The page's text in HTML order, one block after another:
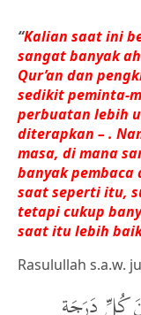
“Kalian saat ini
sangat banyak
Qur’an dan
sedikit peminta-
perbuatan lebih
diterapkan – .
masa, di mana
banyak pembaca
saat seperti itu,
tetapi cukup
saat itu lebih
Rasulullah s.a.w.